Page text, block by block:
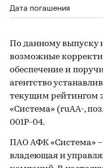
Дата погашения
По данному выпуску
возможные
обеспечение и
агентство
текущим рейтингом
«Система» (ruAА-,
001Р-04.
ПАО АФК «Система»
владеющая и